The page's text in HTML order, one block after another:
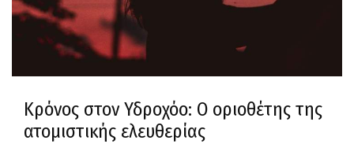
Κρόνος στον Υδροχόο: Ο οριοθέτης της
ατομιστικής ελευθερίας